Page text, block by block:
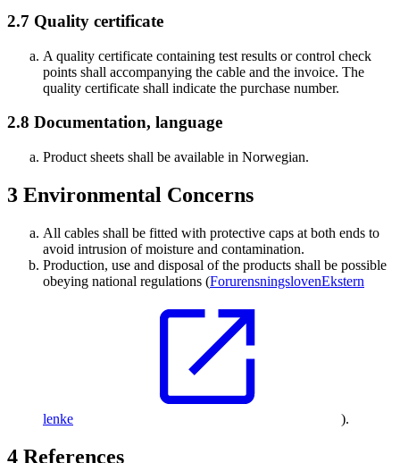
2.7 Quality certificate
A quality certificate containing test results or control check
points shall accompanying the cable and the invoice. The
quality certificate shall indicate the purchase number.
2.8 Documentation, language
Product sheets shall be available in Norwegian.
3 Environmental Concerns
All cables shall be fitted with protective caps at both ends to
avoid intrusion of moisture and contamination.
Production, use and disposal of the products shall be possible
obeying national regulations (ForurensningslovenEkstern
lenke ).
4 References